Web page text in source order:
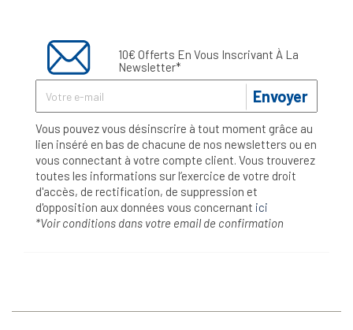
10€ Offerts En Vous Inscrivant À La
Newsletter*
Envoyer
Vous pouvez vous désinscrire à tout moment grâce au
lien inséré en bas de chacune de nos newsletters ou en
vous connectant à votre compte client. Vous trouverez
toutes les informations sur l’exercice de votre droit
d'accès, de rectification, de suppression et
d'opposition aux données vous concernant ici
*Voir conditions dans votre email de confirmation